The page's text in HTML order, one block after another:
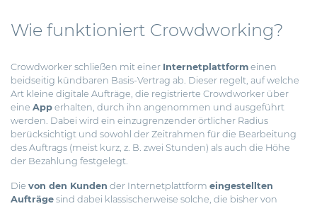
Wie funktioniert Crowdworking?
Crowdworker schließen mit einer Internetplattform einen
beidseitig kündbaren Basis-Vertrag ab. Dieser regelt, auf welche
Art kleine digitale Aufträge, die registrierte Crowdworker über
eine App erhalten, durch ihn angenommen und ausgeführt
werden. Dabei wird ein einzugrenzender örtlicher Radius
berücksichtigt und sowohl der Zeitrahmen für die Bearbeitung
des Auftrags (meist kurz, z. B. zwei Stunden) als auch die Höhe
der Bezahlung festgelegt.
Die von den Kunden der Internetplattform eingestellten
Aufträge sind dabei klassischerweise solche, die bisher von